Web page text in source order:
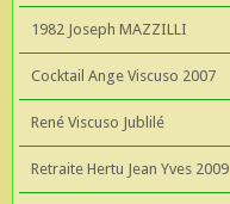
1982 Joseph MAZZILLI
Cocktail Ange Viscuso 2007
René Viscuso Jublilé
Retraite Hertu Jean Yves 2009